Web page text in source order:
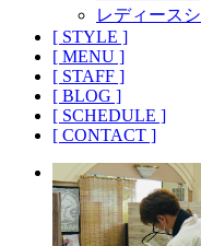
レディース
[ STYLE ]
[ MENU ]
[ STAFF ]
[ BLOG ]
[ SCHEDULE ]
[ CONTACT ]